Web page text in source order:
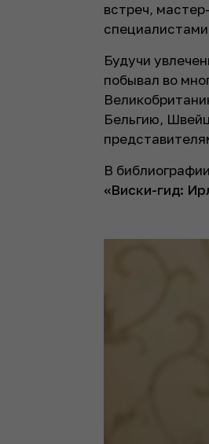
встреч,
Будучи
побывал во
Бельгию,
В
«Виски-гид: